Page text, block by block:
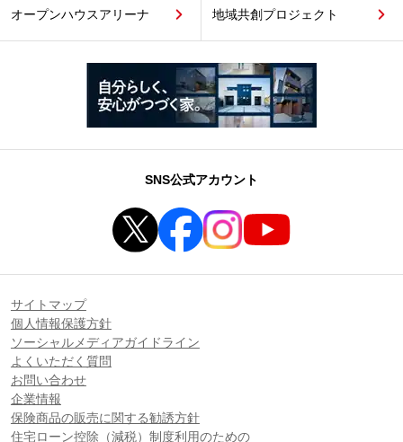
オープンハウスアリーナ 地域共創プロジェクト
SNS公式アカウント
サイトマップ
個人情報保護方針
ソーシャルメディアガイドライン
よくいただく質問
お問い合わせ
企業情報
保険商品の販売に関する勧誘方針
住宅ローン控除（減税）制度利用のための